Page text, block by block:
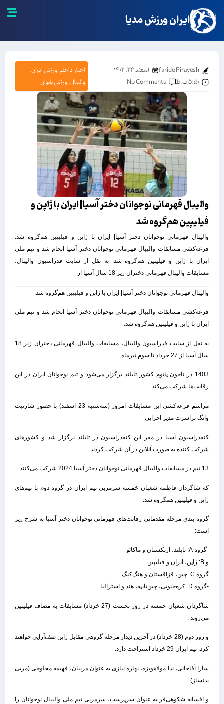
ایران ورزش مدیا
faride Pirayesh
اسفند ۲۳, ۱۴۰۲
۵:۵۰ ب.ظ
No Comments
اخبار داخلی ورزش ایران,
والیبال,ورزش بانوان
والیبال قهرمانی نوجوانان دختر آسیا| ایران با ژاپن و
فیلیپین هم‌گروه شد
والیبال قهرمانی نوجوانان دختر آسیا| ایران با ژاپن و فیلیپین هم‌گروه شد.
قرعه‌کشی مسابقات والیبال قهرمانی نوجوانان دختر آسیا انجام شد و تیم ملی
ایران با ژاپن و فیلیپین هم‌گروه شد. به نقل از سایت فدراسیون والیبال،
مسابقات والیبال قهرمانی دختران زیر 18 سال آسیا از
والیبال قهرمانی نوجوانان دختر آسیا| ایران با ژاپن و فیلیپین هم‌گروه شد.
قرعه‌کشی مسابقات والیبال قهرمانی نوجوانان دختر آسیا انجام شد و تیم ملی
ایران با ژاپن و فیلیپین هم‌گروه شد.
به نقل از سایت فدراسیون والیبال، مسابقات والیبال قهرمانی دختران زیر 18
سال آسیا از 27 خرداد تا سوم تیرماه
1403 در ناخون پاتوم کشور تایلند برگزار می‌شود و تیم نوجوانان ایران در این
رقابت‌ها شرکت می‌کند.
مراسم قرعه‌کشی این مسابقات امروز (سه‌شنبه 23 اسفند) با حضور شارنیت
وانگ پراسرت مدیر اجرایی
کنفدراسیون آسیا در مقر این کنفدراسیون در تایلند برگزار شد و کشورهای
شرکت کننده به صورت آنلاین در آن شرکت کردند.
13 تیم در مسابقات والیبال قهرمانی نوجوانان دختر آسیا 2024 شرکت می‌کنند.
که شاگردان فاطمه شعبان خمسه سرمربی تیم ایران در گروه دوم با تیم‌های
ژاپن و فیلیپین همگروه شد.
گروه بندی مرحله مقدماتی رقابت‌های قهرمانی نوجوانان دختر آسیا به شرح زیر
است:
-گروه A: تایلند، ازبکستان و ماکائو
گروه C: چین، قزاقستان و هنگ‌کنگ
-گروه D: کره‌جنوبی، چین‌تایپه، هند و استرالیا
شاگردان شعبان خمسه در روز نخست (27 خرداد) مسابقات به مصاف فیلیپین
می‌روند .
و روز دوم (28 خرداد) در آخرین دیدار مرحله گروهی مقابل ژاپن صف‌آرایی خواهند
کرد. تیم ایران 29 خرداد استراحت دارد.
سارا آقاجانی، ندا مولاهویزه، بهاره نیازی به عنوان مربیان، فهیمه محلوجی (مربی
بدنساز)
و افسانه شکوهی‌فر به عنوان سرپرست، سرمربی تیم ملی والیبال نوجوانان را